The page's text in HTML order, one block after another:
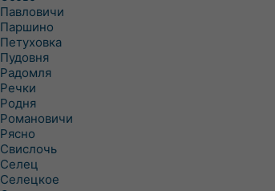
Павловичи
Паршино
Петуховка
Пудовня
Радомля
Речки
Родня
Романовичи
Рясно
Свислочь
Селец
Селецкое